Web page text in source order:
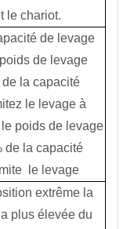
le chariot.
de levage
de levage
la capacité
le levage à
poids de levage
de la capacité
le levage
extrême la
plus élevée du